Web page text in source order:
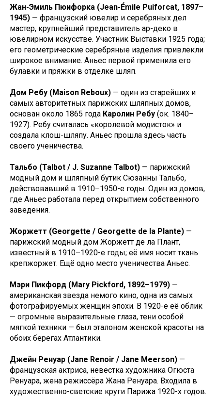
Жан-Эмиль Пюифорка (Jean-Émile Puiforcat, 1897–
1945) — французский ювелир и серебряных дел
мастер, крупнейший представитель ар-деко в
ювелирном искусстве. Участник Выставки 1925 года;
его геометрические серебряные изделия привлекли
широкое внимание. Аньес первой применила его
булавки и пряжки в отделке шляп.
Дом Ребу (Maison Reboux) — один из старейших и
самых авторитетных парижских шляпных домов,
основан около 1865 года Каролин Ребу (ок. 1840–
1927). Ребу считалась «королевой модисток» и
создала клош-шляпу. Аньес прошла здесь часть
своего ученичества.
Тальбо (Talbot / J. Suzanne Talbot) — парижский
модный дом и шляпный бутик Сюзанны Тальбо,
действовавший в 1910–1950-е годы. Один из домов,
где Аньес работала перед открытием собственного
заведения.
Жоржетт (Georgette / Georgette de la Plante) —
парижский модный дом Жоржетт де ла Плант,
известный в 1910–1920-е годы; её имя носит ткань
крепжоржет. Ещё одно место ученичества Аньес.
Мэри Пикфорд (Mary Pickford, 1892–1979) —
американская звезда немого кино, одна из самых
фотографируемых женщин эпохи. В 1920-е её облик
— огромные выразительные глаза, тени особой
мягкой техники — был эталоном женской красоты на
обоих берегах Атлантики.
Джейн Ренуар (Jane Renoir / Jane Meerson) —
французская актриса, невестка художника Огюста
Ренуара, жена режиссёра Жана Ренуара. Входила в
художественно-светские круги Парижа 1920-х годов.